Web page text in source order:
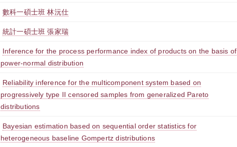
數科一碩士班 林沅仕
統計一碩士班 張家瑞
Inference for the process performance index of products on the basis of
power-normal distribution
Reliability inference for the multicomponent system based on
progressively type II censored samples from generalized Pareto
distributions
Bayesian estimation based on sequential order statistics for
heterogeneous baseline Gompertz distributions